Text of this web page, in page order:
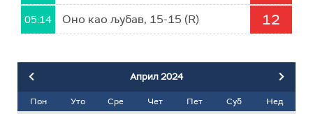
05:14 Оно као љубав, 15-15 (R) 12
Април2024
Пон Уто Сре Чет Пет Суб Нед